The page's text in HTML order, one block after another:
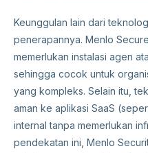
Keunggulan lain dari
penerapannya. Menlo
memerlukan instalasi agen
sehingga cocok untuk
yang kompleks. Selain itu,
aman ke aplikasi SaaS
internal tanpa memerlukan
pendekatan ini, Menlo